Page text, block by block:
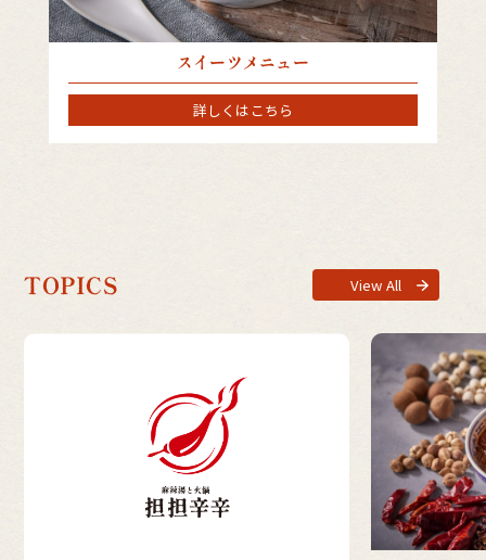
スイーツメニュー
詳しくはこちら
TOPICS View All